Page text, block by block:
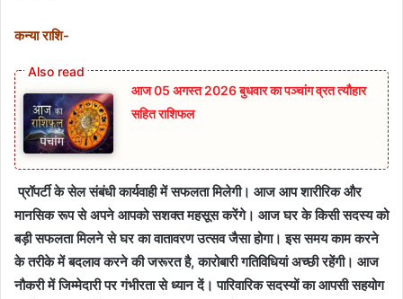
कन्या राशि-
आज 05 अगस्त 2026 बुधवार का पञ्चांग व्रत त्यौहार
सहित राशिफल
प्रॉपर्टी के सेल संबंधी कार्यवाही में सफलता मिलेगी। आज आप शारीरिक और
मानसिक रूप से अपने आपको सशक्त महसूस करेंगे। आज घर के किसी सदस्य को
बड़ी सफलता मिलने से घर का वातावरण उत्सव जैसा होगा। इस समय काम करने
के तरीके में बदलाव करने की जरूरत है, कारोबारी गतिविधियां अच्छी रहेंगी। आज
नौकरी में जिम्मेदारी पर गंभीरता से ध्यान दें। पारिवारिक सदस्यों का आपसी सहयोग